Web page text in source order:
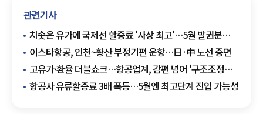
관련기사
치솟은 유가에 국제선 할증료 '사상 최고'…5월 발권분
'33단계' 적용
이스타항공, 인천~황산 부정기편 운항…日·中 노선 증편
고유가·환율 더블쇼크…항공업계, 감편 넘어 '구조조정
분기점'
항공사 유류할증료 3배 폭등…5월엔 최고단계 진입 가능성